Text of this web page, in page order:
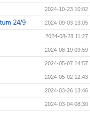
2024-10-23 10:02
24/9 2024-09-03 13:05
2024-08-28 11:27
2024-08-19 09:59
2024-05-07 14:57
2024-05-02 12:43
2024-03-26 13:46
2024-03-04 08:30